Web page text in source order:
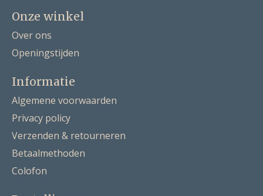
Onze winkel
Over ons
Openingstijden
Informatie
Algemene voorwaarden
Privacy policy
Verzenden & retourneren
Betaalmethoden
Colofon